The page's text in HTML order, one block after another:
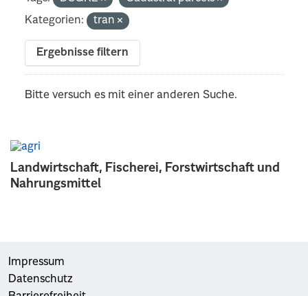
Landwirtschaft, Fischerei, Forstwirtschaft und
Nahrungsmittel
Kategorien:
tran
Ergebnisse filtern
Bitte versuch es mit einer anderen Suche.
Impressum
Datenschutz